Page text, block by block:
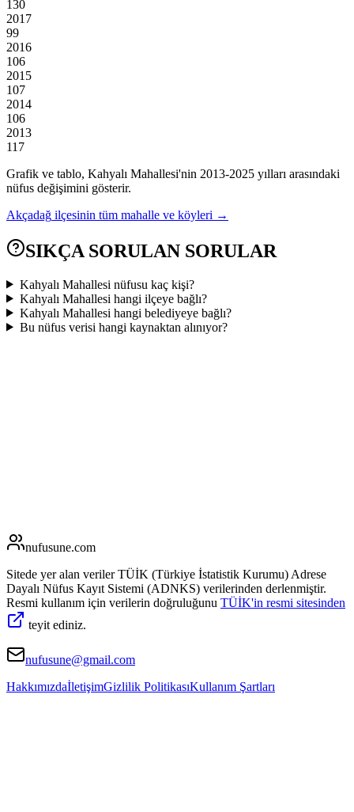
130
2017
99
2016
106
2015
107
2014
106
2013
117
Grafik ve tablo, Kahyalı Mahallesi'nin 2013-2025 yılları arasındaki
nüfus değişimini gösterir.
Akçadağ ilçesinin tüm mahalle ve köyleri →
SIKÇA SORULAN SORULAR
Kahyalı Mahallesi nüfusu kaç kişi?
Kahyalı Mahallesi hangi ilçeye bağlı?
Kahyalı Mahallesi hangi belediyeye bağlı?
Bu nüfus verisi hangi kaynaktan alınıyor?
nufusune.com
Sitede yer alan veriler TÜİK (Türkiye İstatistik Kurumu) Adrese
Dayalı Nüfus Kayıt Sistemi (ADNKS) verilerinden derlenmiştir.
Resmi kullanım için verilerin doğruluğunu TÜİK'in resmi sitesinden
teyit ediniz.
nufusune@gmail.com
HakkımızdaİletişimGizlilik PolitikasıKullanım Şartları